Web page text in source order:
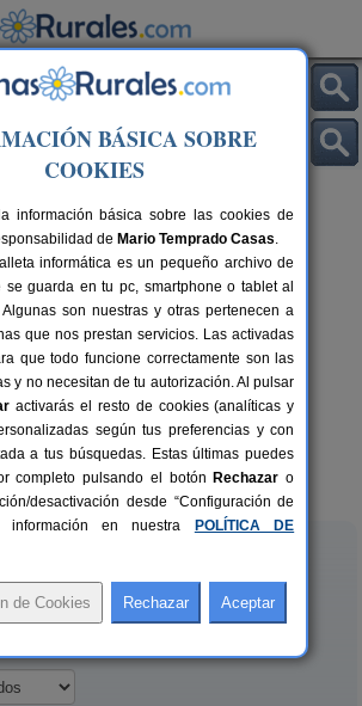
cerca de Santa Maria de
6+6 pers.
desde25 €
El Mas de Tous
de Tous (Barcelona)
BÁSICA SOBRE
COOKIES
información básica sobre las cookies de
de Mario Temprado Casas.
informática es un pequeño archivo de
se guarda en tu pc, smartphone o tablet al
son nuestras y otras pertenecen a
que nos prestan servicios. Las activadas
que todo funcione correctamente son las
y no necesitan de tu autorización. Al pulsar
activarás el resto de cookies (analíticas y
según tus preferencias y con
a tus búsquedas. Estas últimas puedes
completo pulsando el botón Rechazar o
desactivación desde “Configuración de
información en nuestra
POLÍTICA DE